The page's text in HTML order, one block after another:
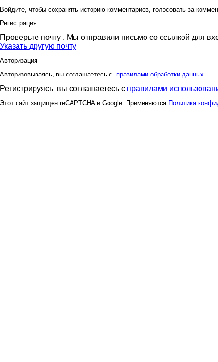
Войдите, чтобы сохранять историю комментариев, голосовать за
Регистрация
Проверьте почту . Мы отправили письмо со ссылкой для
Указать другую почту
Авторизация
Авторизовываясь, вы соглашаетесь с правилами обработки данных
Регистрируясь, вы соглашаетесь с правилами
Этот сайт защищен reCAPTCHA и Google. Применяются Политика